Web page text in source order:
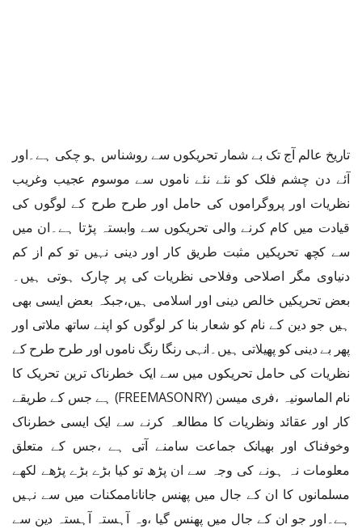
تاریخ عالم آج تک بے شمار تحریکوں سے روشناس ہو چکی ہے۔اور
آئے دن چشم فلک کو نئے نئے ناموں سے موسوم عجیب وغریب
نظریات اور پروگراموں کی حامل اور طرح طرح کے لوگوں کی
قیادت میں کام کرنے والی تحریکوں سے وابستہ پڑتا ہے۔ان میں
سے کچھ تحریکیں مثبت طریق کار اور دینی نہیں تو کم از کم
دنیاوی مگر اصلاحی وفلاحی نظریات کی پر چارک ہوتی ہیں۔
بعض تحریکیں خالص دینی اور اسلامی ہیں،جبکہ بعض ایسی بھی
ہیں جو دین کے نام کو شعار بنا کر لوگوں کو اپنے ساتھ ملاتی اور
پھر بے دینی کو پھیلاتی ہیں۔انہی رنگا رنگ ناموں اور طرح طرح کے
نظریات کی حامل تحریکوں میں سے ایک خطرناک ترین تحریک کا
نام الماسونیہ ،فری میسن (FREEMASONRY) ہے جس کے طریقے
کار اور عقائد ونظریات کا مطالعہ کرنے سے ایک ایسی خطرناک
وخوفناک اور بھیانک جماعت سامنے آتی ہے ،جس کے متعلق
معلومات نہ ہونے کی وجہ سے ان پڑھ تو کیا بڑے بڑے پڑھے لکھے
مسلمانوں کا ان کے جال میں پھنس جاناناممکنات میں سے نہیں
ہے۔اور جو ان کے جال میں پھنس گیا ،وہ آہستہ آہستہ دین سے